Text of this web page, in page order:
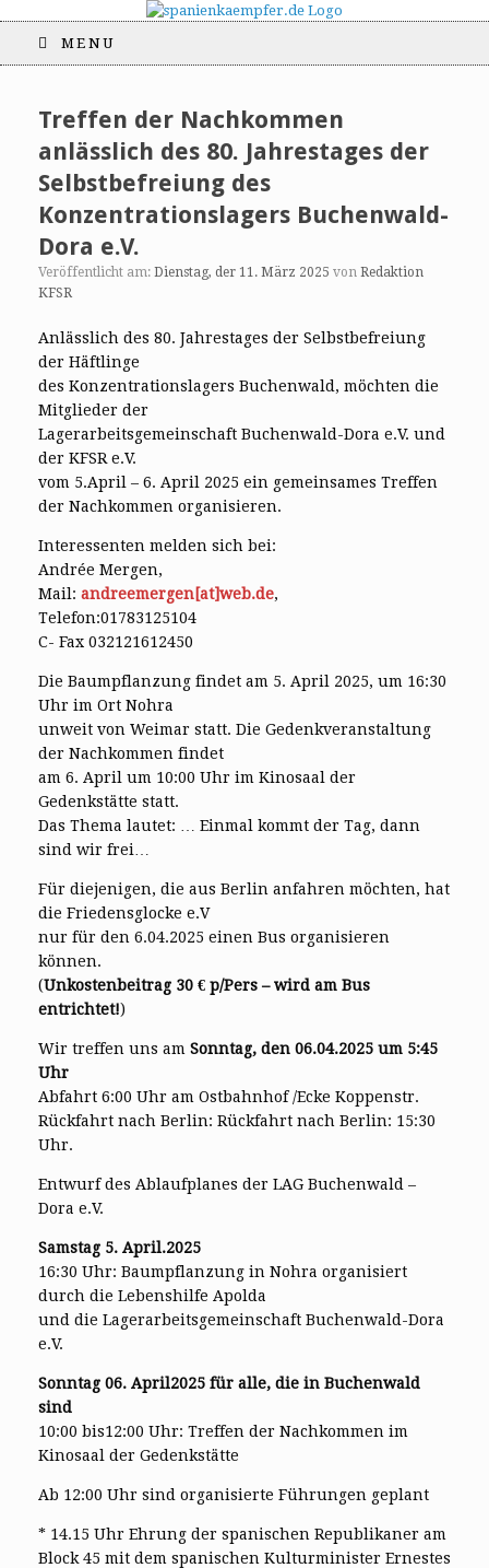
MENU
Treffen der Nachkommen
anlässlich des 80. Jahrestages der
Selbstbefreiung des
Konzentrationslagers Buchenwald-
Dora e.V.
Veröffentlicht am: Dienstag, der 11. März 2025 von Redaktion
KFSR
Anlässlich des 80. Jahrestages der Selbstbefreiung
der Häftlinge
des Konzentrationslagers Buchenwald, möchten die
Mitglieder der
Lagerarbeitsgemeinschaft Buchenwald-Dora e.V. und
der KFSR e.V.
vom 5.April – 6. April 2025 ein gemeinsames Treffen
der Nachkommen organisieren.
Interessenten melden sich bei:
Andrée Mergen,
Mail: andreemergen[at]web.de,
Telefon:01783125104
C- Fax 032121612450
Die Baumpflanzung findet am 5. April 2025, um 16:30
Uhr im Ort Nohra
unweit von Weimar statt. Die Gedenkveranstaltung
der Nachkommen findet
am 6. April um 10:00 Uhr im Kinosaal der
Gedenkstätte statt.
Das Thema lautet: … Einmal kommt der Tag, dann
sind wir frei…
Für diejenigen, die aus Berlin anfahren möchten, hat
die Friedensglocke e.V
nur für den 6.04.2025 einen Bus organisieren
können.
(Unkostenbeitrag 30 € p/Pers – wird am Bus
entrichtet!)
Wir treffen uns am Sonntag, den 06.04.2025 um 5:45
Uhr
Abfahrt 6:00 Uhr am Ostbahnhof /Ecke Koppenstr.
Rückfahrt nach Berlin: Rückfahrt nach Berlin: 15:30
Uhr.
Entwurf des Ablaufplanes der LAG Buchenwald –
Dora e.V.
Samstag 5. April.2025
16:30 Uhr: Baumpflanzung in Nohra organisiert
durch die Lebenshilfe Apolda
und die Lagerarbeitsgemeinschaft Buchenwald-Dora
e.V.
Sonntag 06. April2025 für alle, die in Buchenwald
sind
10:00 bis12:00 Uhr: Treffen der Nachkommen im
Kinosaal der Gedenkstätte
Ab 12:00 Uhr sind organisierte Führungen geplant
* 14.15 Uhr Ehrung der spanischen Republikaner am
Block 45 mit dem spanischen Kulturminister Ernestes